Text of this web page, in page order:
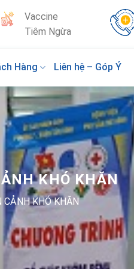
Vaccine
Tiêm Ngừa
Hàng Liên hệ – Góp Ý
KHÓ KHĂN
KHÓ KHĂN